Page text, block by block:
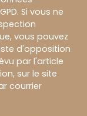
Si vous ne
vous pouvez
d'opposition
par l'article
sur le site
courrier